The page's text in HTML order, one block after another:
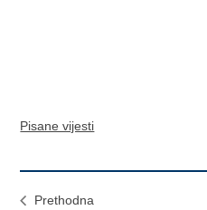
Pisane vijesti
Prethodna